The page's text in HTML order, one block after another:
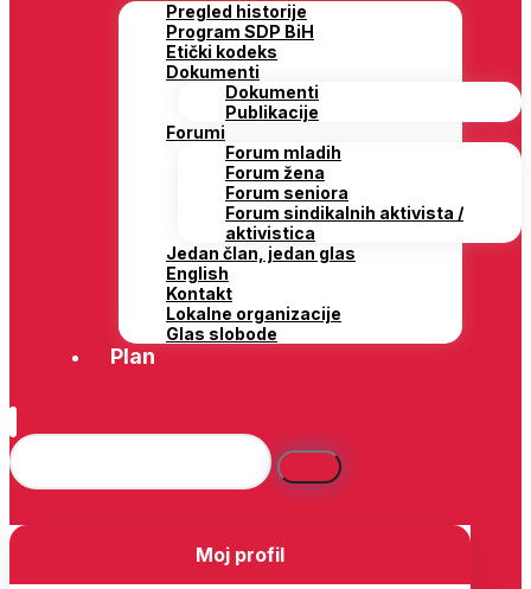
Pregled historije
Program SDP BiH
Etički kodeks
Dokumenti
Dokumenti
Publikacije
Forumi
Forum mladih
Forum žena
Forum seniora
Forum sindikalnih aktivista /
aktivistica
Jedan član, jedan glas
English
Kontakt
Lokalne organizacije
Glas slobode
Plan
Moj profil